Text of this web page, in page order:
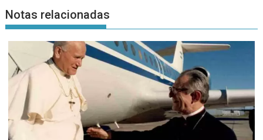
Notas relacionadas